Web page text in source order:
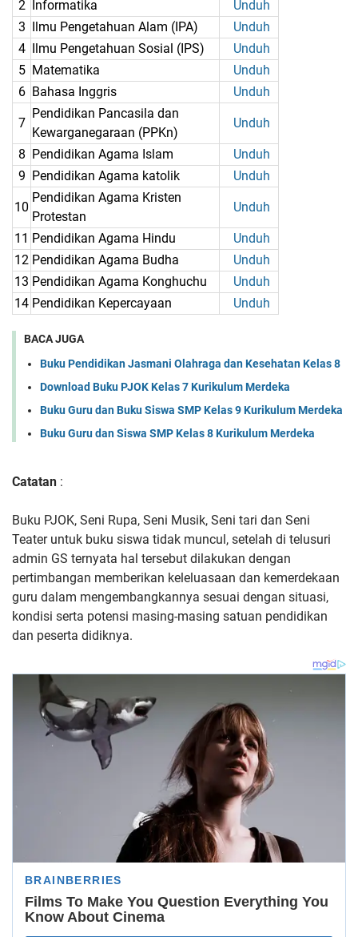
2 Informatika
Unduh
3 Ilmu Pengetahuan Alam (IPA)
Unduh
4 Ilmu Pengetahuan Sosial (IPS)
Unduh
5 Matematika
Unduh
6 Bahasa Inggris Unduh
7
Pendidikan Pancasila dan
Kewarganegaraan (PPKn)
Unduh
8 Pendidikan Agama Islam
Unduh
9 Pendidikan Agama katolik Unduh
10
Pendidikan Agama Kristen
Protestan
Unduh
11 Pendidikan Agama Hindu
Unduh
12 Pendidikan Agama Budha
Unduh
13 Pendidikan Agama Konghuchu
Unduh
14 Pendidikan Kepercayaan Unduh
BACA JUGA
Buku Pendidikan Jasmani Olahraga dan Kesehatan Kelas 8
Download Buku PJOK Kelas 7 Kurikulum Merdeka
Buku Guru dan Buku Siswa SMP Kelas 9 Kurikulum Merdeka
Buku Guru dan Siswa SMP Kelas 8 Kurikulum Merdeka
Catatan :
Buku PJOK, Seni Rupa, Seni Musik, Seni tari dan Seni
Teater untuk buku siswa tidak muncul, setelah di telusuri
admin GS ternyata hal tersebut dilakukan dengan
pertimbangan memberikan keleluasaan dan kemerdekaan
guru dalam mengembangkannya sesuai dengan situasi,
kondisi serta potensi masing-masing satuan pendidikan
dan peserta didiknya.